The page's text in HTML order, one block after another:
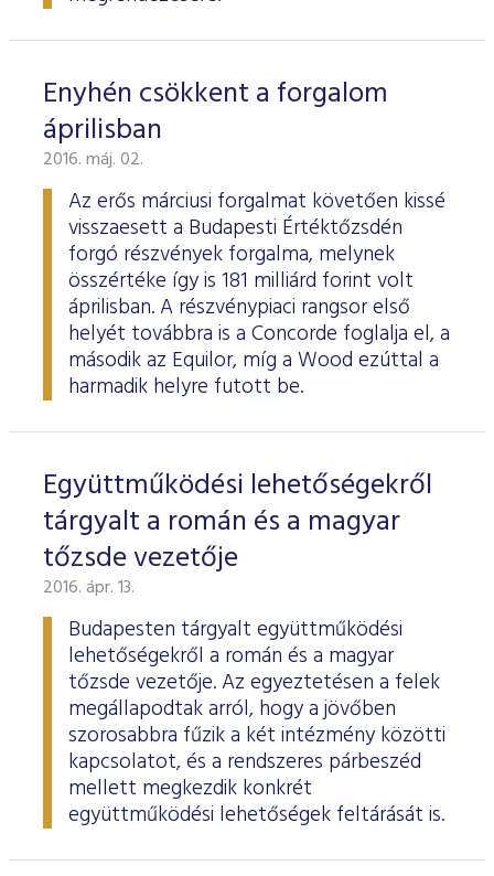
Enyhén csökkent a forgalom
áprilisban
2016. máj. 02.
Az erős márciusi forgalmat követően kissé
visszaesett a Budapesti Értéktőzsdén
forgó részvények forgalma, melynek
összértéke így is 181 milliárd forint volt
áprilisban. A részvénypiaci rangsor első
helyét továbbra is a Concorde foglalja el, a
második az Equilor, míg a Wood ezúttal a
harmadik helyre futott be.
Együttműködési lehetőségekről
tárgyalt a román és a magyar
tőzsde vezetője
2016. ápr. 13.
Budapesten tárgyalt együttműködési
lehetőségekről a román és a magyar
tőzsde vezetője. Az egyeztetésen a felek
megállapodtak arról, hogy a jövőben
szorosabbra fűzik a két intézmény közötti
kapcsolatot, és a rendszeres párbeszéd
mellett megkezdik konkrét
együttműködési lehetőségek feltárását is.